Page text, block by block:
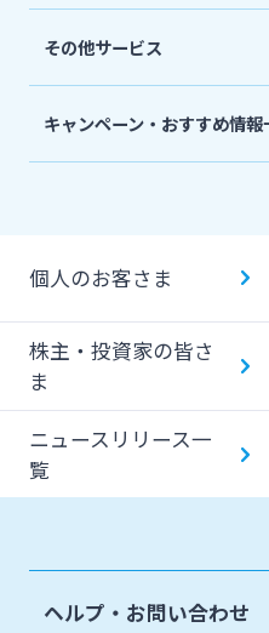
みやぎんPay
デビットカード
その他サービス
ペイジー口座振替受
キャンペーン・おすすめ情報
個人のお客さま
株主・投資家の皆さ
ま
ニュースリリース一
覧
ヘルプ・お問い合わせ